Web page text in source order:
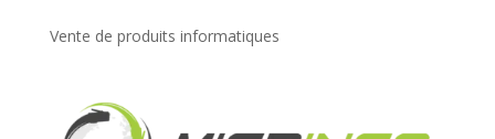
Vente de produits informatiques